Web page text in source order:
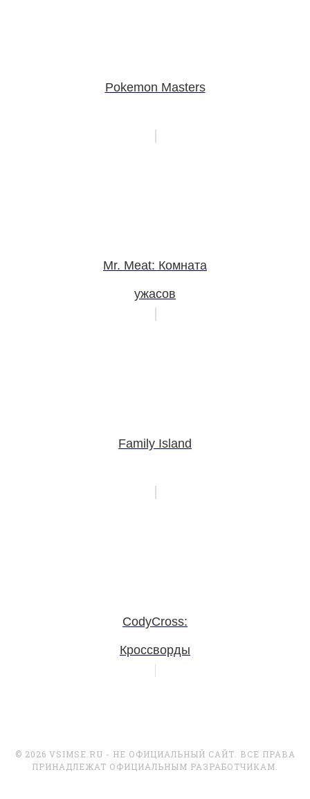
Pokemon Masters
Mr. Meat: Комната
ужасов
Family Island
CodyCross:
Кроссворды
© 2026 VSIMSE.RU - НЕ ОФИЦИАЛЬНЫЙ САЙТ. ВСЕ ПРАВА
ПРИНАДЛЕЖАТ ОФИЦИАЛЬНЫМ РАЗРАБОТЧИКАМ.